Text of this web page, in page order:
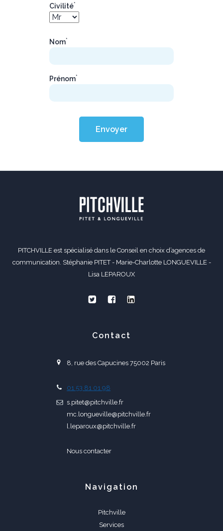
Civilité*
Nom*
Prénom*
Envoyer
PITCHVILLE est spécialisé dans le Conseil en choix d’agences de
communication. Stéphanie PITET - Marie-Charlotte LONGUEVILLE -
Lisa LEPAROUX
Contact
8, rue des Capucines 75002 Paris
01 53 81 01 98
s.pitet@pitchville.fr
mc.longueville@pitchville.fr
l.leparoux@pitchville.fr
Nous contacter
Navigation
Pitchville
Services